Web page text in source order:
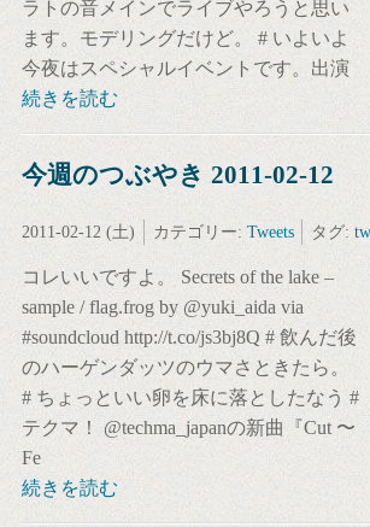
ラトの音メインでライブやろうと思い
ます。モデリングだけど。 # いよいよ
今夜はスペシャルイベントです。出演
続きを読む
今週のつぶやき 2011-02-12
2011-02-12 (土) カテゴリー: Tweets タグ:
コレいいですよ。 Secrets of the lake –
sample / flag.frog by @yuki_aida via
#soundcloud http://t.co/js3bj8Q # 飲んだ後
のハーゲンダッツのウマさときたら。
# ちょっといい卵を床に落としたなう #
テクマ！ @techma_japanの新曲『Cut 〜
Fe
続きを読む